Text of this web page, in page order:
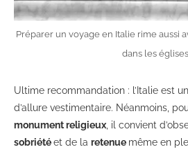
Préparer un voyage en Italie rime aussi
dans les églises
Ultime recommandation : l’Italie est
d’allure vestimentaire. Néanmoins,
monument religieux, il convient
sobriétéet de la retenue même en